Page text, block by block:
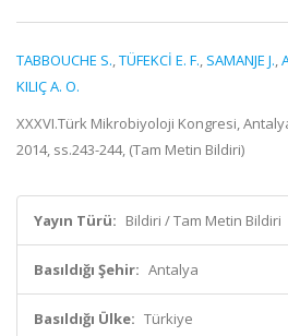
TABBOUCHE S.,TÜFEKCİ E. F., SAMANJE J.,
KILIÇ A. O.
XXXVI.Türk Mikrobiyoloji Kongresi,
2014, ss.243-244, (Tam Metin Bildiri)
Yayın Türü: Bildiri / Tam Metin Bildiri
Basıldığı Şehir: Antalya
Basıldığı Ülke: Türkiye